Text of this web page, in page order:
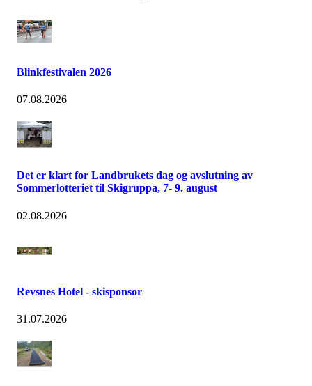
Blinkfestivalen 2026
07.08.2026
Det er klart for Landbrukets dag og avslutning av
Sommerlotteriet til Skigruppa, 7- 9. august
02.08.2026
Revsnes Hotel - skisponsor
31.07.2026